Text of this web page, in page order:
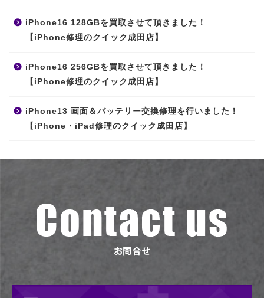
iPhone16 128GBを買取させて頂きました！
【iPhone修理のクイック成田店】
iPhone16 256GBを買取させて頂きました！
【iPhone修理のクイック成田店】
iPhone13 画面＆バッテリー交換修理を行いました！
【iPhone・iPad修理のクイック成田店】